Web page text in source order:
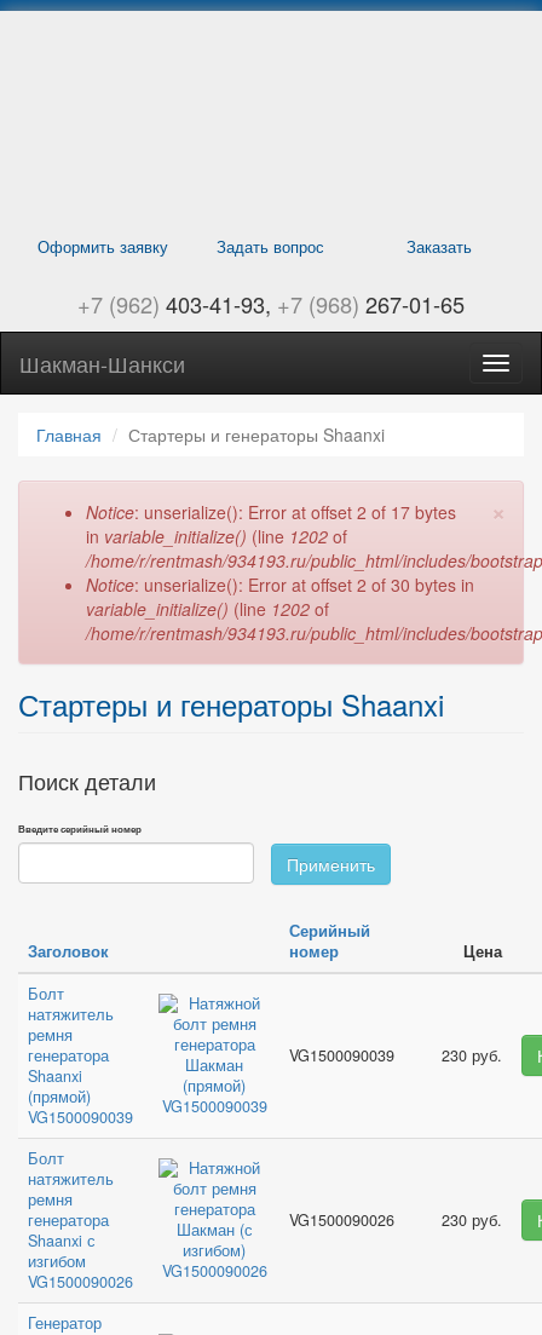
Оформить заявку Задать вопрос Заказать
+7 (962) 403-41-93 +7 (968) 267-01-65
Шакман-Шанкси
Главная Стартеры и генераторы Shaanxi
×
Сообщение
ошибке
Notice: unserialize(): Error at offset 2 of 17 bytes
in variable_initialize() (line 1202 of
/home/r/rentmash/934193.ru/public_html/includes/
Notice: unserialize(): Error at offset 2 of 30 bytes in
variable_initialize() (line 1202 of
/home/r/rentmash/934193.ru/public_html/includes/
Стартеры и генераторы Shaanxi
Поиск детали
Введите серийный номер
Применить
Заголовок
Серийный
номер
Цена
Болт
натяжитель
ремня
генератора
Shaanxi
(прямой)
VG1500090039
VG1500090039 230 руб.
Болт
натяжитель
ремня
генератора
Shaanxi с
изгибом
VG1500090026
VG1500090026 230 руб.
Генератор